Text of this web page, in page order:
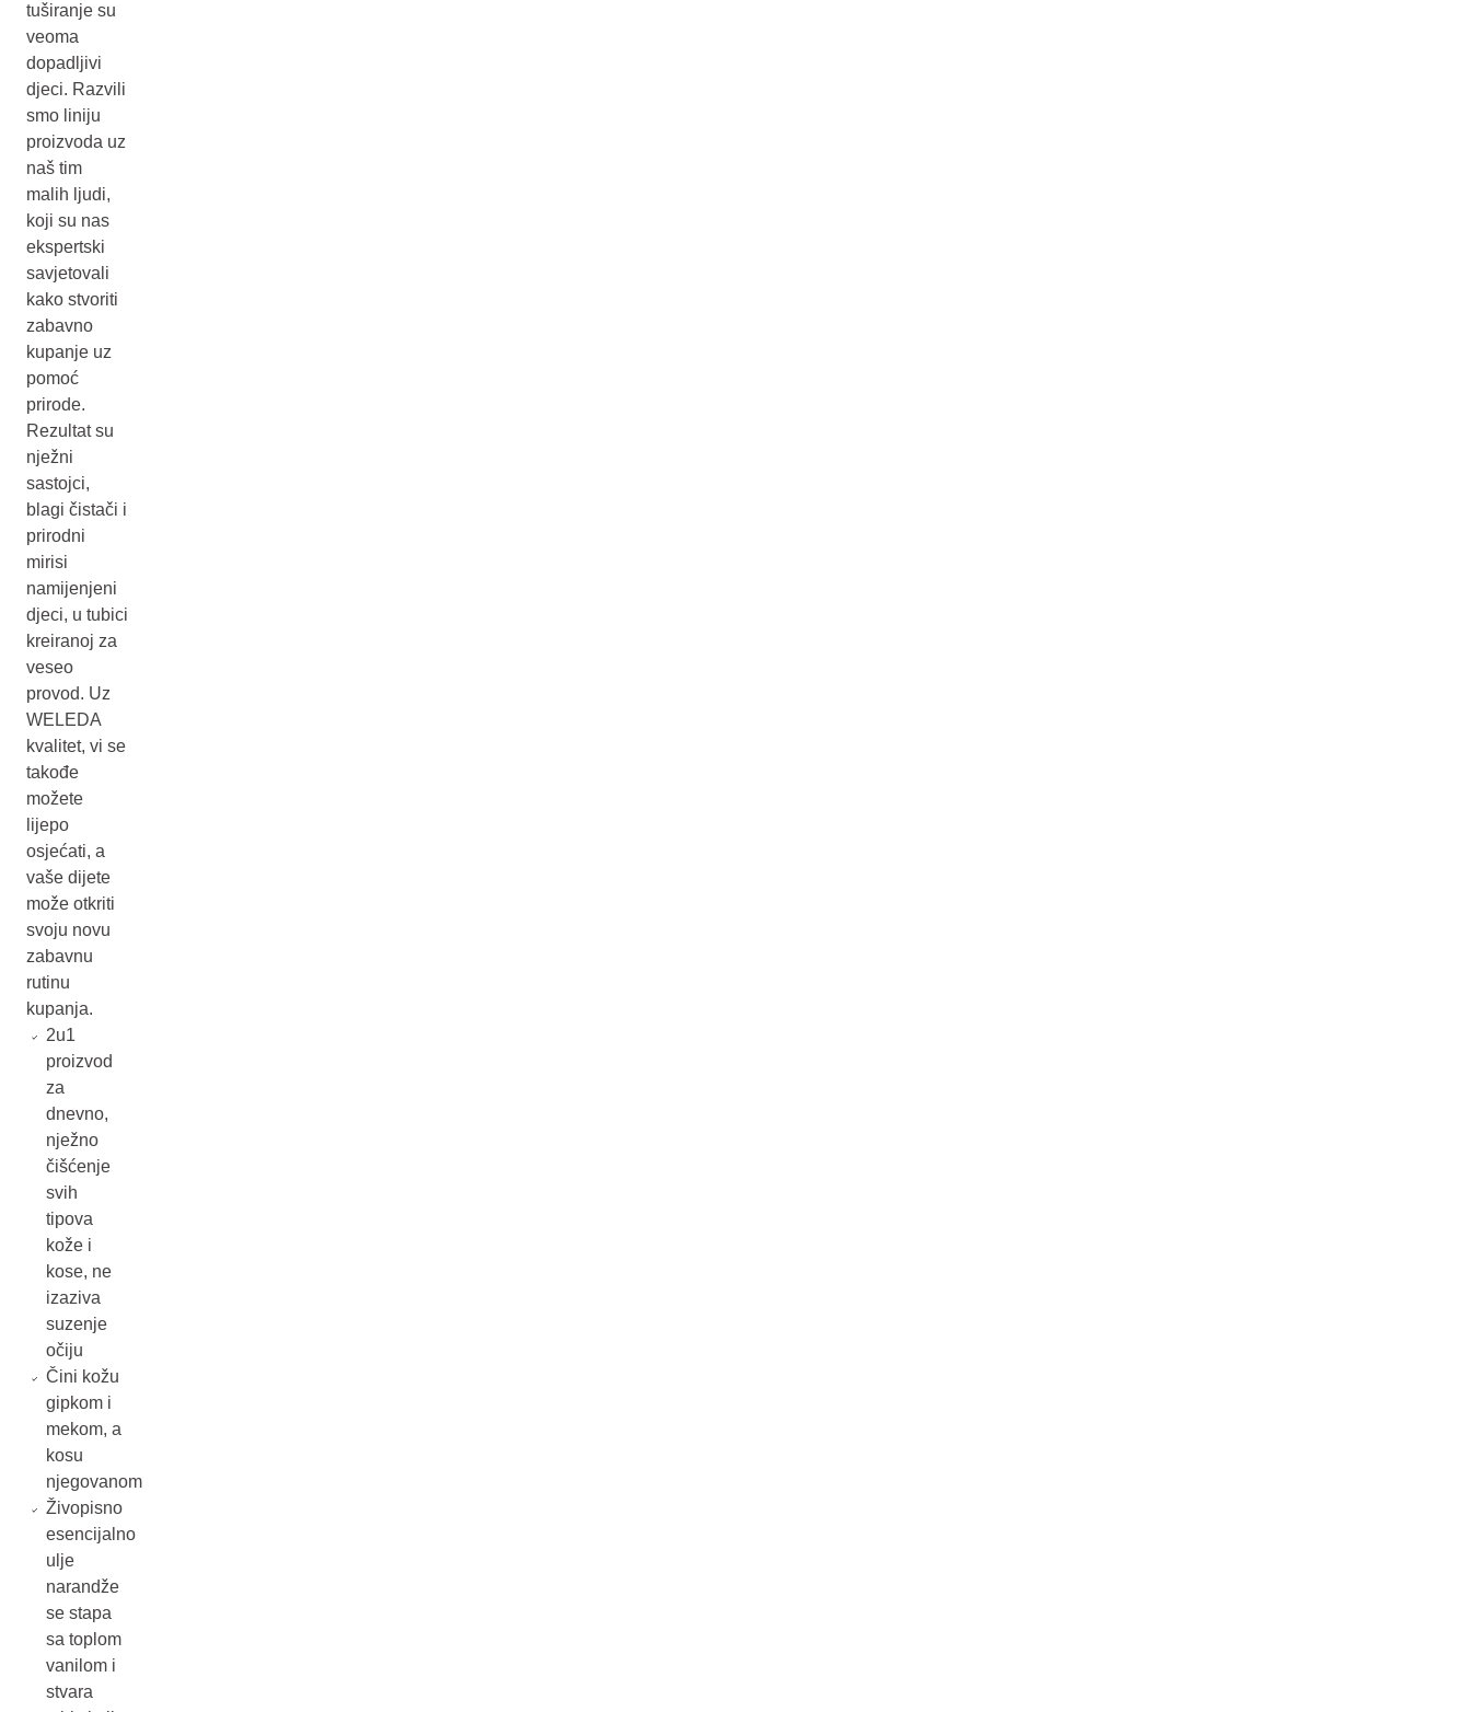
tuširanje su
veoma
dopadljivi
djeci. Razvili
smo liniju
proizvoda uz
naš tim
malih ljudi,
koji su nas
ekspertski
savjetovali
kako stvoriti
zabavno
kupanje uz
pomoć
prirode.
Rezultat su
nježni
sastojci,
blagi čistači i
prirodni
mirisi
namijenjeni
djeci, u tubici
kreiranoj za
veseo
provod. Uz
WELEDA
kvalitet, vi se
takođe
možete
lijepo
osjećati, a
vaše dijete
može otkriti
svoju novu
zabavnu
rutinu
kupanja.
2u1
proizvod
za
dnevno,
nježno
čišćenje
svih
tipova
kože i
kose, ne
izaziva
suzenje
očiju
Čini kožu
gipkom i
mekom, a
kosu
njegovanom
Živopisno
esencijalno
ulje
narandže
se stapa
sa toplom
vanilom i
stvara